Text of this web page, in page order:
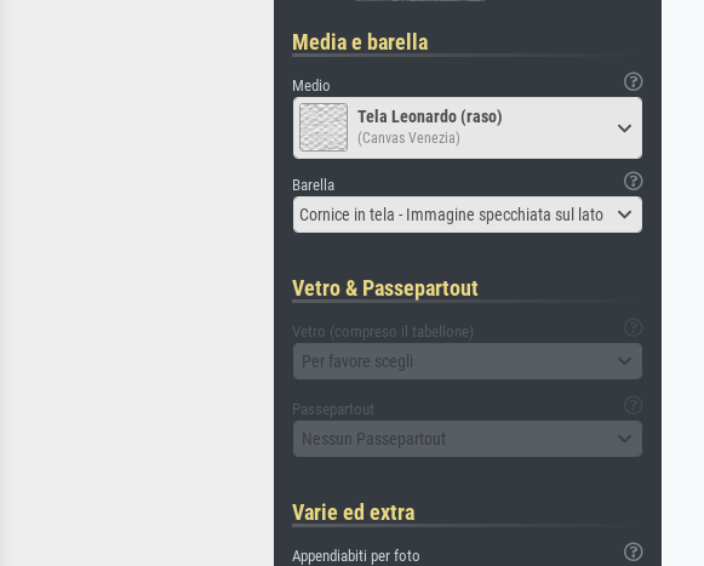
Media e barella
Medio
Tela Leonardo (raso)
(Canvas Venezia)
Barella
Cornice in tela - Immagine specchiata sul lato
Vetro & Passepartout
Vetro (compreso il tabellone)
Per favore scegli
Passepartout
Nessun Passepartout
Varie ed extra
Appendiabiti per foto